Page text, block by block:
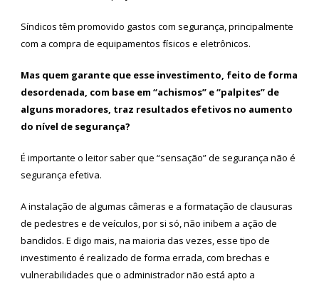
Síndicos têm promovido gastos com segurança, principalmente
com a compra de equipamentos físicos e eletrônicos.
Mas quem garante que esse investimento, feito de forma
desordenada, com base em “achismos” e “palpites” de
alguns moradores, traz resultados efetivos no aumento
do nível de segurança?
É importante o leitor saber que “sensação” de segurança não é
segurança efetiva.
A instalação de algumas câmeras e a formatação de clausuras
de pedestres e de veículos, por si só, não inibem a ação de
bandidos. E digo mais, na maioria das vezes, esse tipo de
investimento é realizado de forma errada, com brechas e
vulnerabilidades que o administrador não está apto a